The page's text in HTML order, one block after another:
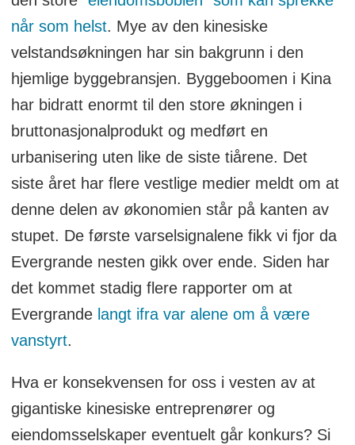
når som helst. Mye av den kinesiske
velstandsøkningen har sin bakgrunn i den
hjemlige byggebransjen. Byggeboomen i Kina
har bidratt enormt til den store økningen i
bruttonasjonalprodukt og medført en
urbanisering uten like de siste tiårene. Det
siste året har flere vestlige medier meldt om at
denne delen av økonomien står på kanten av
stupet. De første varselsignalene fikk vi fjor da
Evergrande nesten gikk over ende. Siden har
det kommet stadig flere rapporter om at
Evergrandelangt ifra var alene om å være
vanstyrt.
Hva er konsekvensen for oss i vesten av at
gigantiske kinesiske entreprenører og
eiendomsselskaper eventuelt går konkurs? Si